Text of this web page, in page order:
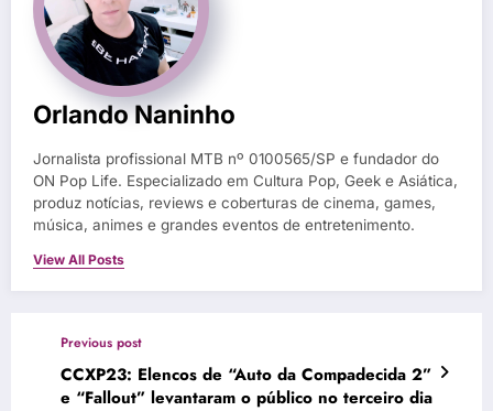
Orlando Naninho
Jornalista profissional MTB nº 0100565/SP e fundador do
ON Pop Life. Especializado em Cultura Pop, Geek e Asiática,
produz notícias, reviews e coberturas de cinema, games,
música, animes e grandes eventos de entretenimento.
View All Posts
Previous post
CCXP23: Elencos de “Auto da Compadecida 2”
e “Fallout” levantaram o público no terceiro dia